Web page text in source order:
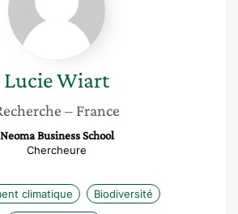
LucieWiart
– France
Neoma Business School
Chercheure
climatique Biodiversité